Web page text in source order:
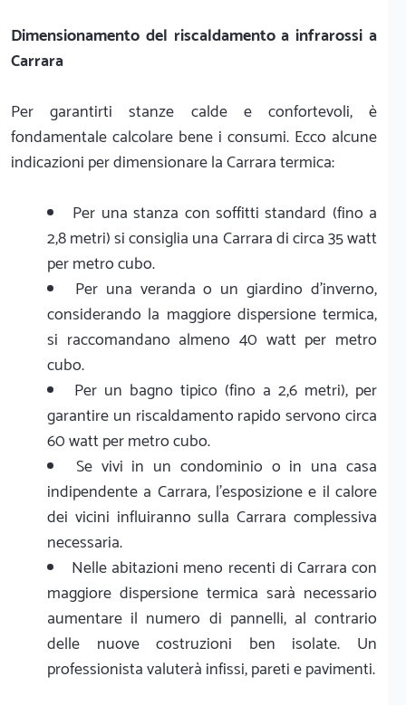
Dimensionamento del riscaldamento a infrarossi a
Carrara
Per garantirti stanze calde e confortevoli, è
fondamentale calcolare bene i consumi. Ecco alcune
indicazioni per dimensionare la Carrara termica:
Per una stanza con soffitti standard (fino a
2,8 metri) si consiglia una Carrara di circa 35 watt
per metro cubo.
Per una veranda o un giardino d'inverno,
considerando la maggiore dispersione termica,
si raccomandano almeno 40 watt per metro
cubo.
Per un bagno tipico (fino a 2,6 metri), per
garantire un riscaldamento rapido servono circa
60 watt per metro cubo.
Se vivi in un condominio o in una casa
indipendente a Carrara, l'esposizione e il calore
dei vicini influiranno sulla Carrara complessiva
necessaria.
Nelle abitazioni meno recenti di Carrara con
maggiore dispersione termica sarà necessario
aumentare il numero di pannelli, al contrario
delle nuove costruzioni ben isolate. Un
professionista valuterà infissi, pareti e pavimenti.